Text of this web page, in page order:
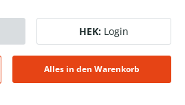
HEK: Login
Alles in den Warenkorb